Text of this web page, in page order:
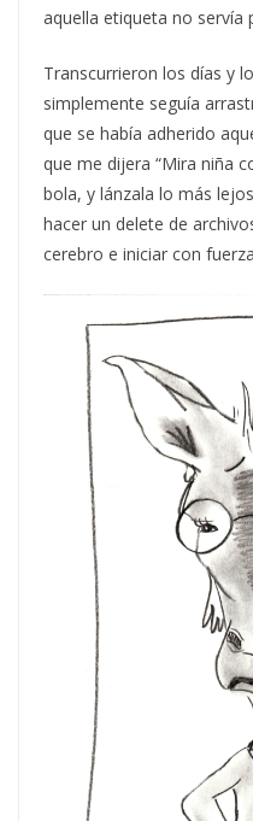
aquella etiqueta no servía
Transcurrieron los días y
simplemente seguía
que se había adherido
que me dijera “Mira niña
bola, y lánzala lo más
hacer un delete de
cerebro e iniciar con